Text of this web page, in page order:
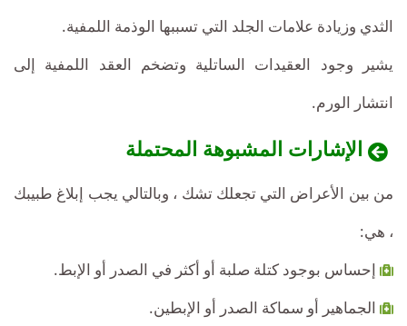
الثدي وزيادة علامات الجلد التي تسببها الوذمة اللمفية.
يشير وجود العقيدات الساتلية وتضخم العقد اللمفية إلى
انتشار الورم.
الإشارات المشبوهة المحتملة
من بين الأعراض التي تجعلك تشك ، وبالتالي يجب إبلاغ طبيبك
، هي:
إحساس بوجود كتلة صلبة أو أكثر في الصدر أو الإبط.
الجماهير أو سماكة الصدر أو الإبطين.